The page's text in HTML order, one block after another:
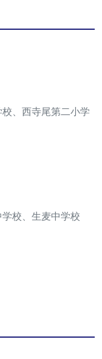
、西寺尾第二小学
校、生麦中学校